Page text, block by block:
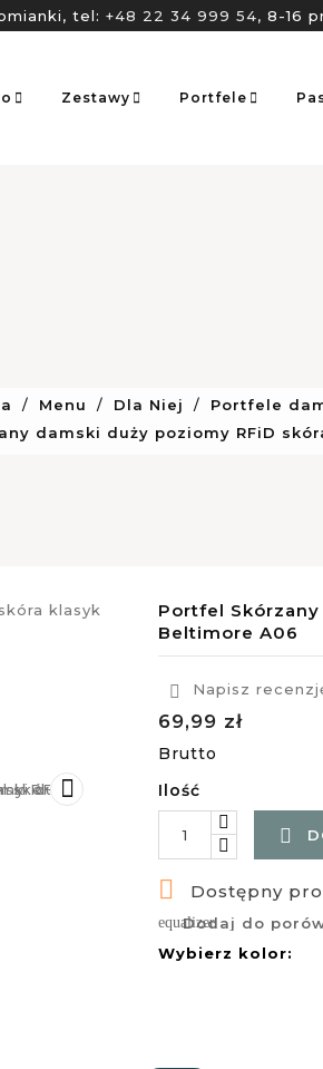
tel: +48 22 34 999 54, 8-16
Zestawy Portfele
Menu Dla Niej Portfele
damski duży poziomy RFiD

Portfel Skórzany
Beltimore A06
 Napisz
69,99 zł
Brutto
Ilość

 Dostępny
equalizer
Dodaj do
Wybierz kolor: